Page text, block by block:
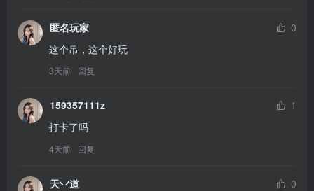
匿名玩家
0
这个吊，这个好玩
3天前 回复
159357111z
1
打卡了吗
4天前 回复
天丷道
0